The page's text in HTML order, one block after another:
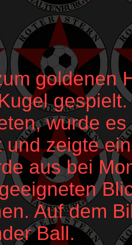
goldenen
wurde
und zeigte
aus bei
Auf dem
Ball.